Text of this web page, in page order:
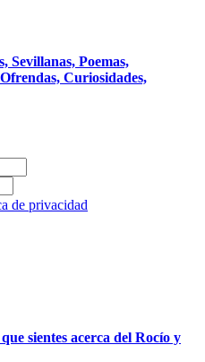
Sevillanas, Poemas,
Curiosidades,
de privacidad
sientes acerca del Rocío y